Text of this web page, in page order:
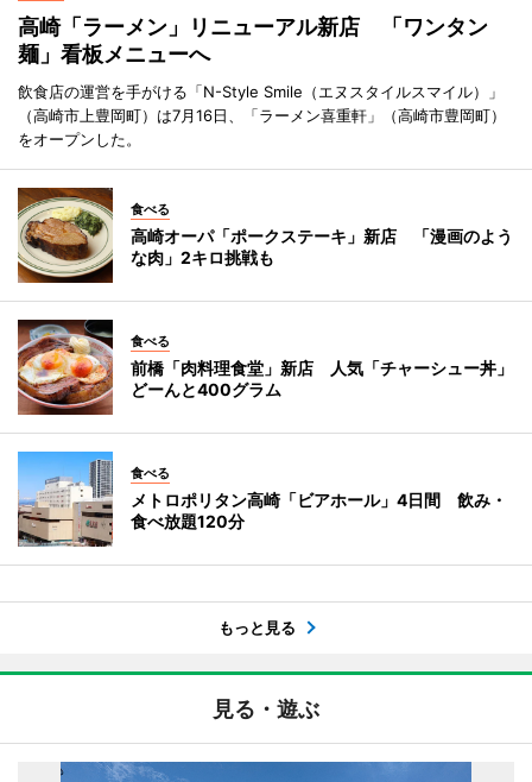
高崎「ラーメン」リニューアル新店 「ワンタン
麺」看板メニューへ
飲食店の運営を手がける「N-Style Smile（エヌスタイルスマイル）」
（高崎市上豊岡町）は7月16日、「ラーメン喜重軒」（高崎市豊岡町）
をオープンした。
食べる
高崎オーパ「ポークステーキ」新店 「漫画のよう
な肉」2キロ挑戦も
食べる
前橋「肉料理食堂」新店 人気「チャーシュー丼」
どーんと400グラム
食べる
メトロポリタン高崎「ビアホール」4日間 飲み・
食べ放題120分
もっと見る
見る・遊ぶ